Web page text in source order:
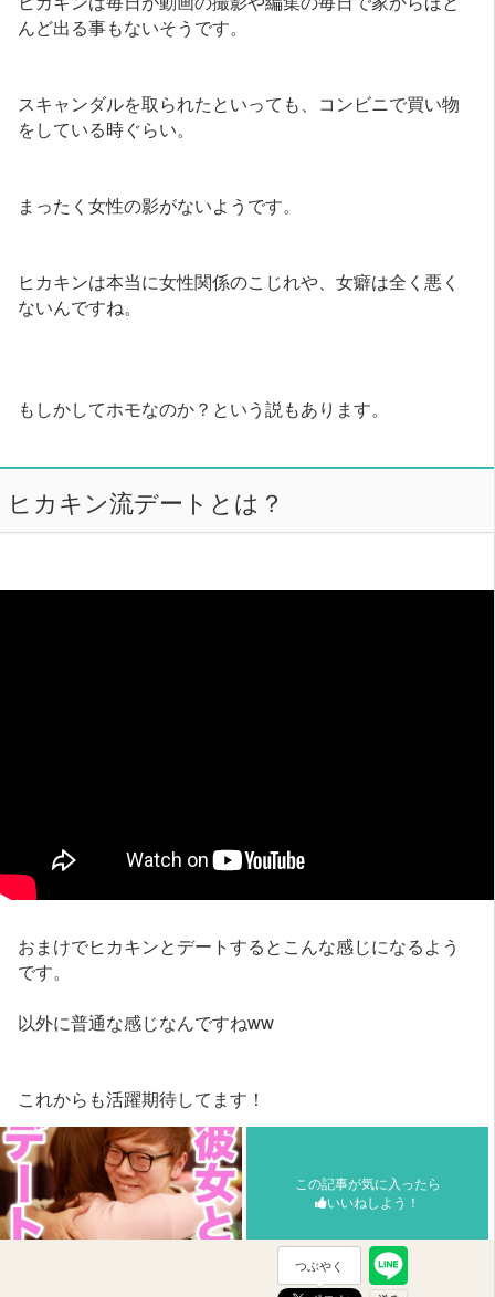
んど出る事もないそうです。
スキャンダルを取られたといっても、コンビニで買い物
をしている時ぐらい。
まったく女性の影がないようです。
ヒカキンは本当に女性関係のこじれや、女癖は全く悪く
ないんですね。
もしかしてホモなのか？という説もあります。
ヒカキン流デートとは？
おまけでヒカキンとデートするとこんな感じになるよう
です。
以外に普通な感じなんですねww
これからも活躍期待してます！
この記事が気に入ったら
いいねしよう！
つぶやく